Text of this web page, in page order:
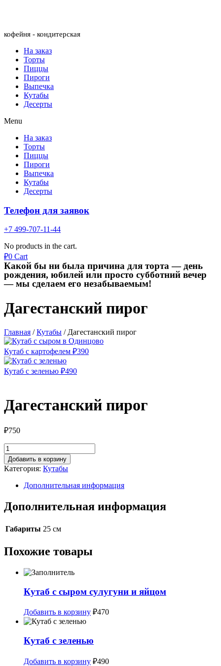
кофейня - кондитерская
На заказ
Торты
Пиццы
Пироги
Выпечка
Кутабы
Десерты
Menu
На заказ
Торты
Пиццы
Пироги
Выпечка
Кутабы
Десерты
Телефон для заявок
+7 499-707-11-44
No products in the cart.
₽0 Cart
Какой бы ни была причина для торта — день
рождения, юбилей или просто субботний вечер
— мы сделаем его незабываемым!
Дагестанский пирог
Главная /Кутабы / Дагестанский пирог
Кутаб с картофелем ₽390
Кутаб с зеленью ₽490
Дагестанский пирог
₽750
Количество
товара
Дагестанский
пирог
Добавить в корзину
Категория: Кутабы
Дополнительная информация
Дополнительная информация
Габариты 25 см
Похожие товары
Кутаб с сыром сулугуни и яйцом
Добавить в корзину ₽470
Кутаб с зеленью
Добавить в корзину ₽490